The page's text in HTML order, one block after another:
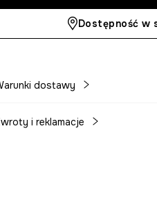
Dostępność w
dostawy
i reklamacje